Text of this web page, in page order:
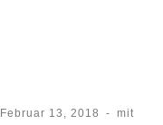
Februar 13, 2018 -
mit